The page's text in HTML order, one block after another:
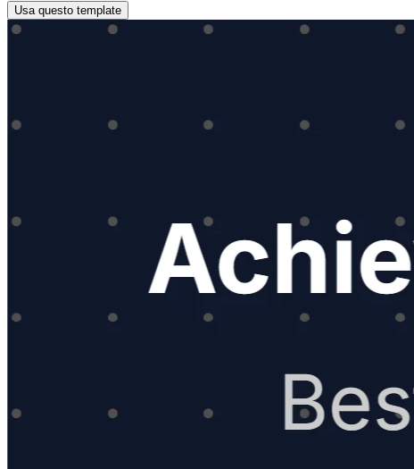
Usa questo template